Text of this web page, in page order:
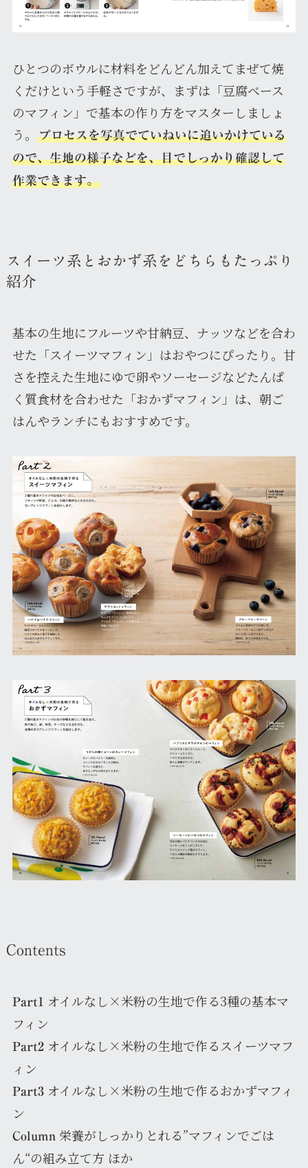
ひとつのボウルに材料をどんどん加えてまぜて焼
くだけという手軽さですが、まずは「豆腐ベース
のマフィン」で基本の作り方をマスターしましょ
う。
プロセスを写真でていねいに追いかけている
ので、生地の様子などを、目でしっかり確認して
作業できます。
スイーツ系とおかず系をどちらもたっぷり
紹介
基本の生地にフルーツや甘納豆、ナッツなどを合わ
せた「スイーツマフィン」はおやつにぴったり。甘
さを控えた生地にゆで卵やソーセージなどたんぱ
く質食材を合わせた「おかずマフィン」は、朝ご
はんやランチにもおすすめです。
Contents
Part1
オイルなし×米粉の生地で作る3種の基本マ
フィン
Part2オイルなし×米粉の生地で作るスイーツマフ
ィン
Part3オイルなし×米粉の生地で作るおかずマフィ
ン
Column栄養がしっかりとれる”マフィンでごは
ん“の組み立て方 ほか